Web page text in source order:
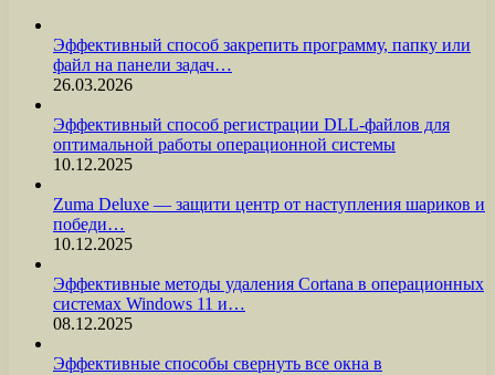
Эффективный способ закрепить программу, папку или
файл на панели задач…
26.03.2026
Эффективный способ регистрации DLL-файлов для
оптимальной работы операционной системы
10.12.2025
Zuma Deluxe — защити центр от наступления шариков и
победи…
10.12.2025
Эффективные методы удаления Cortana в операционных
системах Windows 11 и…
08.12.2025
Эффективные способы свернуть все окна в